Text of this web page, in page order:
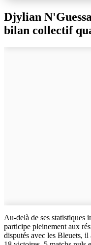
Djylian
bilan collectif
Au-delà de ses statistiques
participe pleinement aux
disputés avec les Bleuets,